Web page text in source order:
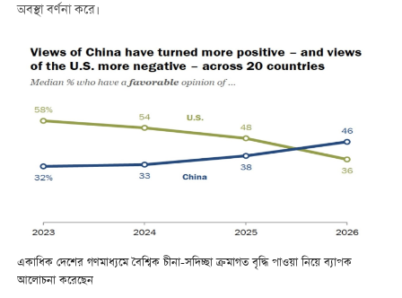
অবস্থা বর্ণনা করে।
একাধিক দেশের গণমাধ্যমে বৈশ্বিক চীনা-সদিচ্ছা ক্রমাগত বৃদ্ধি পাওয়া নিয়ে ব্যাপক
আলোচনা করেছেন